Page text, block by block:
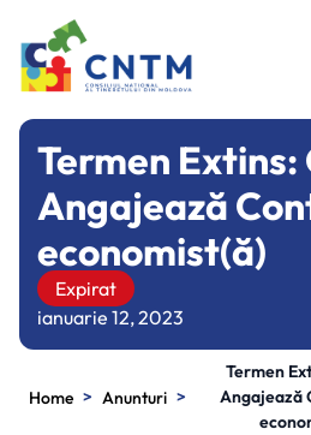
Termen Extins:
Angajează
economist(ă)
Expirat
ianuarie 12, 2023
Home > Anunturi >
Termen
Angajează